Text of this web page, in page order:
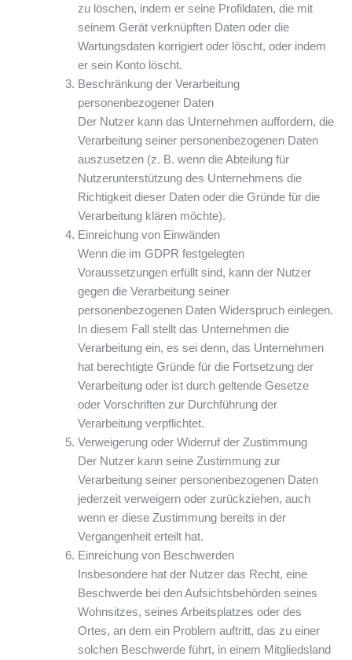
zu löschen, indem er seine Profildaten, die mit
seinem Gerät verknüpften Daten oder die
Wartungsdaten korrigiert oder löscht, oder indem
er sein Konto löscht.
Beschränkung der Verarbeitung
personenbezogener Daten
Der Nutzer kann das Unternehmen auffordern, die
Verarbeitung seiner personenbezogenen Daten
auszusetzen (z. B. wenn die Abteilung für
Nutzerunterstützung des Unternehmens die
Richtigkeit dieser Daten oder die Gründe für die
Verarbeitung klären möchte).
Einreichung von Einwänden
Wenn die im GDPR festgelegten
Voraussetzungen erfüllt sind, kann der Nutzer
gegen die Verarbeitung seiner
personenbezogenen Daten Widerspruch einlegen.
In diesem Fall stellt das Unternehmen die
Verarbeitung ein, es sei denn, das Unternehmen
hat berechtigte Gründe für die Fortsetzung der
Verarbeitung oder ist durch geltende Gesetze
oder Vorschriften zur Durchführung der
Verarbeitung verpflichtet.
Verweigerung oder Widerruf der Zustimmung
Der Nutzer kann seine Zustimmung zur
Verarbeitung seiner personenbezogenen Daten
jederzeit verweigern oder zurückziehen, auch
wenn er diese Zustimmung bereits in der
Vergangenheit erteilt hat.
Einreichung von Beschwerden
Insbesondere hat der Nutzer das Recht, eine
Beschwerde bei den Aufsichtsbehörden seines
Wohnsitzes, seines Arbeitsplatzes oder des
Ortes, an dem ein Problem auftritt, das zu einer
solchen Beschwerde führt, in einem Mitgliedsland